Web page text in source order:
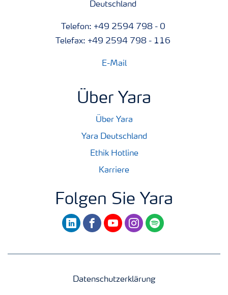
Deutschland
Telefon: +49 2594 798 - 0
Telefax: +49 2594 798 - 116
E-Mail
Über Yara
Über Yara
Yara Deutschland
Ethik Hotline
Karriere
Folgen Sie Yara
linkedinfacebookyoutubeinstagram
spotify
Datenschutzerklärung